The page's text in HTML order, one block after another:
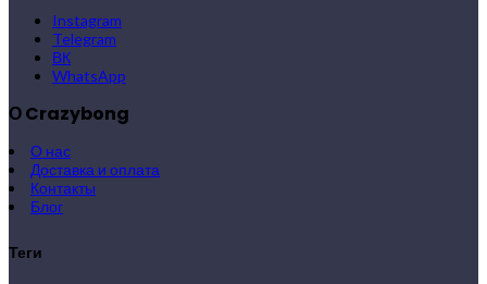
Instagram
Telegram
ВК
WhatsApp
О Crazybong
О нас
Доставка и оплата
Контакты
Блог
Теги